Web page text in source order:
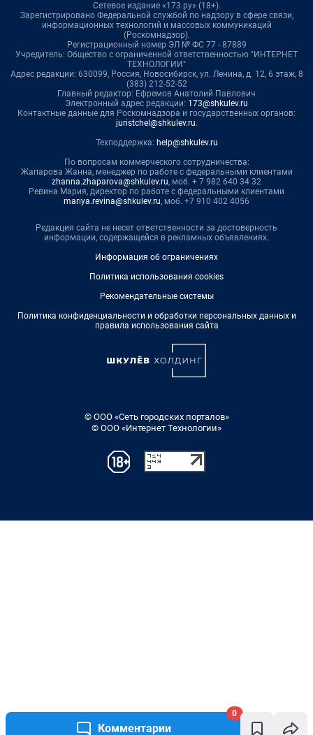
Комментарии
0
Сетевое издание «173.ру» (18+).
Зарегистрировано Федеральной службой по надзору в сфере связи,
информационных технологий и массовых коммуникаций
(Роскомнадзор).
Регистрационный номер ЭЛ № ФС 77 - 87889
Учредитель: Общество с ограниченной ответственностью "ИНТЕРНЕТ
ТЕХНОЛОГИИ"
Адрес редакции: 630099, Россия, Новосибирск, ул. Ленина, д. 12, 6 этаж, 8
(383) 212-52-52
Главный редактор: Ефремов Анатолий Павлович
Электронный адрес редакции: 173@shkulev.ru
Контактные данные для Роскомнадзора и государственных органов:
juristchel@shkulev.ru.
Техподдержка: help@shkulev.ru
По вопросам коммерческого сотрудничества:
Жапарова Жанна, менеджер по работе с федеральными клиентами
zhanna.zhaparova@shkulev.ru, моб. + 7 982 640 34 32
Ревина Мария, директор по работе с федеральными клиентами
mariya.revina@shkulev.ru, моб. +7 910 402 4056
Редакция сайта не несет ответственности за достоверность
информации, содержащейся в рекламных объявлениях.
Информация об ограничениях
Политика использования cookies
Рекомендательные системы
Политика конфиденциальности и обработки персональных данных и
правила использования сайта
© ООО «Сеть городских порталов»
© ООО «Интернет Технологии»